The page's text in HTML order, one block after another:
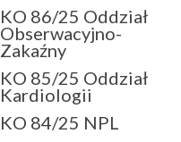
KO 86/25 Oddział
Obserwacyjno-
Zakaźny
KO 85/25 Oddział
Kardiologii
KO 84/25 NPL